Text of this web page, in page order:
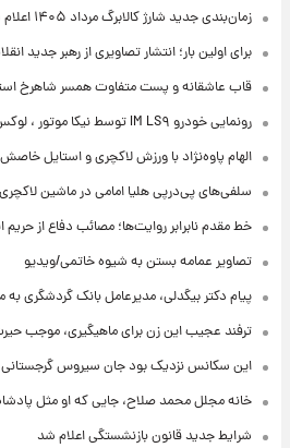
زمان‌بندی جدید شارژ کالابرگ مرداد ۱۴۰۵ اعلام شد
برای اولین بار؛ انتشار تصاویری از رهبر جدید
قاب عاشقانه و پست متفاوت همسر شاهرخ
رونمایی خودرو IM LS۹ توسط نیکا موتور ، لوکس ترین شاسی بلند EREV در ایران
الهام پاوه‌نژاد با ورزش لاکچری و استایل
سلفی‌های پی‌درپی هلیا امامی در ماشین
خط مقدم نابرابر روایت‌ها؛ مصائب دفاع از حریم
تصاویر عمامه بستن به شیوه خاتمی/ویدیو
پیام دکتر بیگدلی، مدیرعامل بانک گردشگری به
ترفند عجیب این زن برای ماهیگیری، موجب
این سکانس نزدیک بود جان سیروس گرجستانی
خانه مجلل محمد صلاح، جایی که او مثل
شرایط جدید قانون بازنشستگی اعلام شد